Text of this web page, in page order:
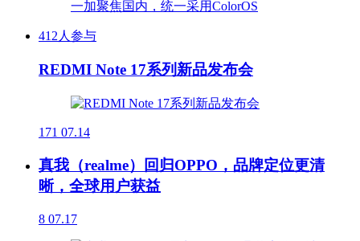
412人参与
REDMI Note 17系列新品发布会
171 07.14
真我（realme）回归OPPO，品牌定位更清
晰，全球用户获益
8 07.17